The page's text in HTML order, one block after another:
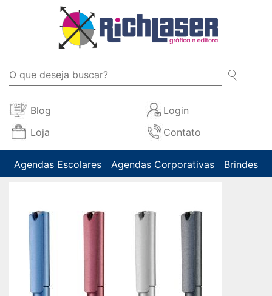
Blog
Login
Loja
Contato
Agendas Escolares Agendas Corporativas Brindes